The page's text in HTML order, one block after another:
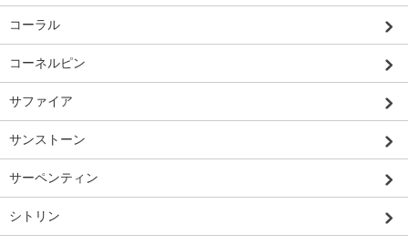
コーラル
コーネルピン
サファイア
サンストーン
サーペンティン
シトリン